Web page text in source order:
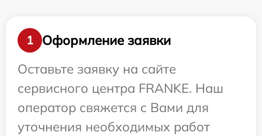
1
Оформление заявки
Оставьте заявку на сайте
сервисного центра FRANKE. Наш
оператор свяжется с Вами для
уточнения необходимых работ